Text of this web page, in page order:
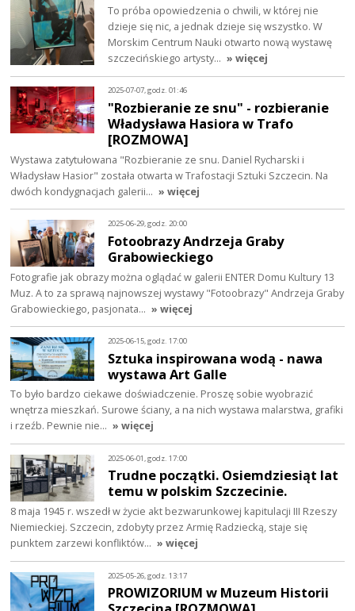
To próba opowiedzenia o chwili, w której nie
dzieje się nic, a jednak dzieje się wszystko. W
Morskim Centrum Nauki otwarto nową wystawę
szczecińskiego artysty… » więcej
2025-07-07, godz. 01:46
"Rozbieranie ze snu" - rozbieranie
Władysława Hasiora w Trafo
[ROZMOWA]
Wystawa zatytułowana "Rozbieranie ze snu. Daniel Rycharski i
Władysław Hasior" została otwarta w Trafostacji Sztuki Szczecin. Na
dwóch kondygnacjach galerii… » więcej
2025-06-29, godz. 20:00
Fotoobrazy Andrzeja Graby
Grabowieckiego
Fotografie jak obrazy można oglądać w galerii ENTER Domu Kultury 13
Muz. A to za sprawą najnowszej wystawy "Fotoobrazy" Andrzeja Graby
Grabowieckiego, pasjonata… » więcej
2025-06-15, godz. 17:00
Sztuka inspirowana wodą - nawa
wystawa Art Galle
To było bardzo ciekawe doświadczenie. Proszę sobie wyobrazić
wnętrza mieszkań. Surowe ściany, a na nich wystawa malarstwa, grafiki
i rzeźb. Pewnie nie… » więcej
2025-06-01, godz. 17:00
Trudne początki. Osiemdziesiąt lat
temu w polskim Szczecinie.
8 maja 1945 r. wszedł w życie akt bezwarunkowej kapitulacji III Rzeszy
Niemieckiej. Szczecin, zdobyty przez Armię Radziecką, staje się
punktem zarzewi konfliktów… » więcej
2025-05-26, godz. 13:17
PROWIZORIUM w Muzeum Historii